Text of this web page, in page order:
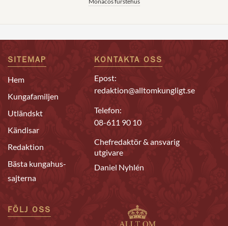
SITEMAP
Hem
Kungafamiljen
Utländskt
Kändisar
Redaktion
Bästa kungahus-
sajterna
KONTAKTA OSS
Epost:
redaktion@alltomkungligt.se
Telefon:
08-611 90 10
Chefredaktör & ansvarig
utgivare
Daniel Nyhlén
FÖLJ OSS